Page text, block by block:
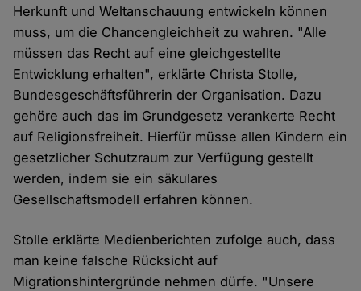
Herkunft und Weltanschauung entwickeln können
muss, um die Chancengleichheit zu wahren. "Alle
müssen das Recht auf eine gleichgestellte
Entwicklung erhalten", erklärte Christa Stolle,
Bundesgeschäftsführerin der Organisation. Dazu
gehöre auch das im Grundgesetz verankerte Recht
auf Religionsfreiheit. Hierfür müsse allen Kindern ein
gesetzlicher Schutzraum zur Verfügung gestellt
werden, indem sie ein säkulares
Gesellschaftsmodell erfahren können.
Stolle erklärte Medienberichten zufolge auch, dass
man keine falsche Rücksicht auf
Migrationshintergründe nehmen dürfe. "Unsere